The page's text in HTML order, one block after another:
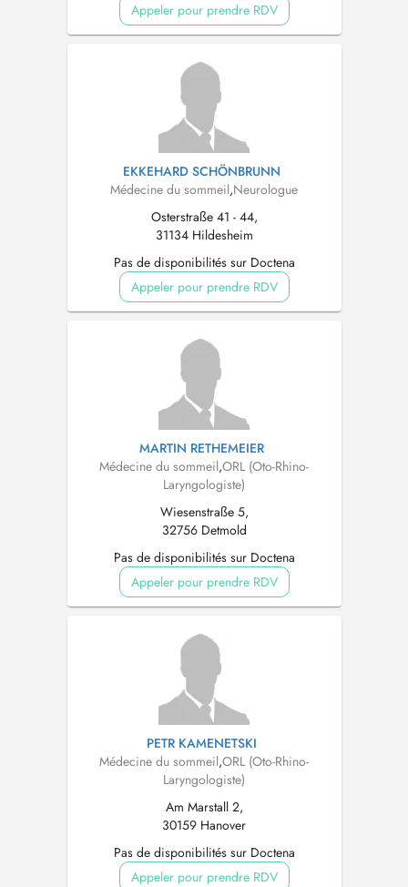
Appeler pour prendre RDV
EKKEHARD SCHÖNBRUNN
Médecine du sommeil,Neurologue
Osterstraße 41 - 44,
31134 Hildesheim
Pas de disponibilités sur Doctena
Appeler pour prendre RDV
MARTIN RETHEMEIER
Médecine du sommeil,ORL (Oto-Rhino-
Laryngologiste)
Wiesenstraße 5,
32756 Detmold
Pas de disponibilités sur Doctena
Appeler pour prendre RDV
PETR KAMENETSKI
Médecine du sommeil,ORL (Oto-Rhino-
Laryngologiste)
Am Marstall 2,
30159 Hanover
Pas de disponibilités sur Doctena
Appeler pour prendre RDV